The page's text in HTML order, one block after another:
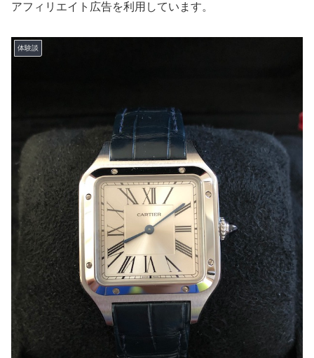
アフィリエイト広告を利用しています。
体験談